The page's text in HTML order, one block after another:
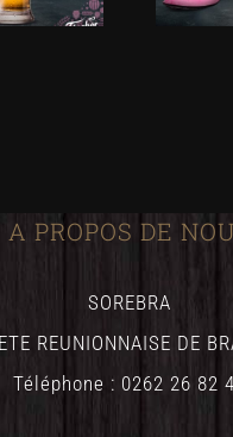
A PROPOS DE
SOREBRA
REUNIONNAISE DE
Téléphone : 0262 26 82